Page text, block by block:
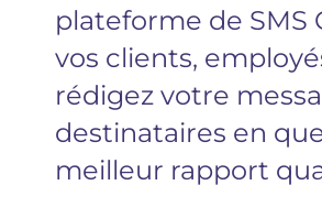
plateforme de SMS
vos clients,
rédigez votre
destinataires en
meilleur rapport